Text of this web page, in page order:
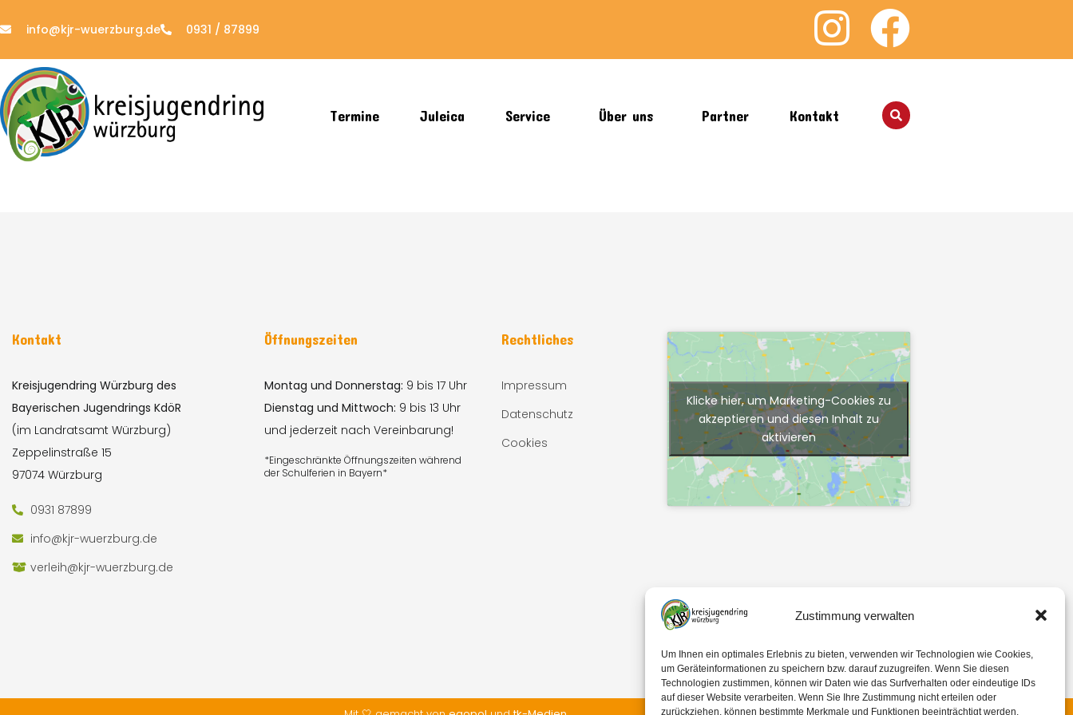
Zustimmung verwalten
Um Ihnen ein optimales Erlebnis zu bieten, verwenden wir Technologien wie Cookies,
um Geräteinformationen zu speichern bzw. darauf zuzugreifen. Wenn Sie diesen
Technologien zustimmen, können wir Daten wie das Surfverhalten oder eindeutige IDs
auf dieser Website verarbeiten. Wenn Sie Ihre Zustimmung nicht erteilen oder
zurückziehen, können bestimmte Merkmale und Funktionen beeinträchtigt werden.
info@kjr-wuerzburg.de 0931 / 87899
Termine Juleica Service Über uns Partner Kontakt
Kontakt
Kreisjugendring Würzburg des
Bayerischen Jugendrings KdöR
(im Landratsamt Würzburg)
Zeppelinstraße 15
97074 Würzburg
0931 87899
info@kjr-wuerzburg.de
verleih@kjr-wuerzburg.de
Öffnungszeiten
Montag und Donnerstag: 9 bis 17 Uhr
Dienstag und Mittwoch: 9 bis 13 Uhr
und jederzeit nach Vereinbarung!
*Eingeschränkte Öffnungszeiten während
der Schulferien in Bayern*
Rechtliches
Impressum
Datenschutz
Cookies
Klicke hier, um Marketing-Cookies zu
akzeptieren und diesen Inhalt zu
aktivieren